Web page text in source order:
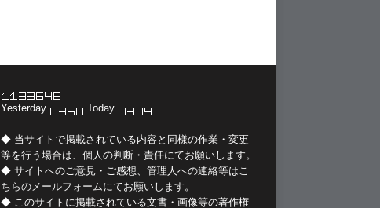
Yesterday Today
◆ 当サイトで掲載されている内容と同様の作業・変更
等を行う場合は、個人の判断・責任にてお願いします。
◆ サイトへのご意見・ご感想、管理人への連絡等はこ
ちらのメールフォームにてお願いします。
◆ このサイトに掲載されている文書・画像等の著作権